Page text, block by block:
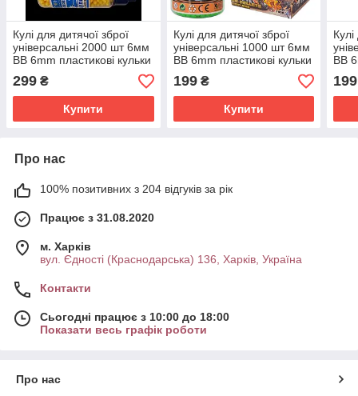
Кулі для дитячої зброї
універсальні 2000 шт 6мм
BB 6mm пластикові кульки
для автомата та пістолета
299 ₴
Купити
Кулі для дитячої зброї
універсальні 1000 шт 6мм
BB 6mm пластикові кульки
для автомата та пістолета
199₴
Купити
BB
199
Про нас
100% позитивних з 204 відгуків за рік
Працює з 31.08.2020
м. Харків
вул. Єдності (Краснодарська) 136, Харків, Україна
Контакти
Сьогодні працює з 10:00 до 18:00
Показати весь графік роботи
Про нас